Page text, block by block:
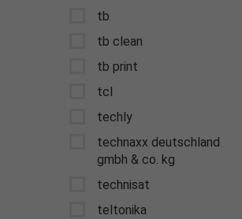
tb
tb clean
tb print
tcl
techly
technaxx deutschland
gmbh & co. kg
technisat
teltonika